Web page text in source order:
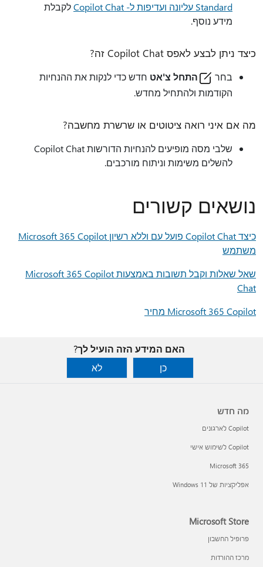
Standard עליונה ועדיפות ל- Copilot Chat
לקבלת
מידע נוסף.
כיצד ניתן לבצע לאפס Copilot Chat זה?
בחר התחל צ'אט חדש כדי לנקות את ההנחיות
הקודמות ולהתחיל מחדש.
מה אם איני רואה ציטוטים או שרשרת מחשבה?
שלבי מסה מופיעים להנחיות הדורשות Copilot Chat
להשלים משימות וניתוח מורכבים.
נושאים קשורים
כיצד Copilot Chat פועל עם וללא רשיון Microsoft 365 Copilot
משתמש
שאל שאלות וקבל תשובות באמצעות Microsoft 365 Copilot
Chat
Microsoft 365 Copilot מחיר
האם המידע הזה הועיל לך?
כן
לא
מה חדש
Copilot לארגונים
Copilot לשימוש אישי
Microsoft 365
אפליקציות של Windows 11‏
Microsoft Store
פרופיל החשבון
מרכז ההורדות